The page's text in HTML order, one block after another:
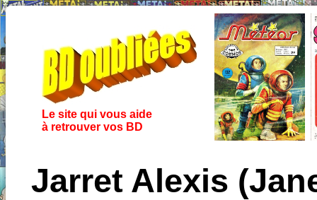
Le site qui vous aide
à retrouver vos BD
Jarret Alexis